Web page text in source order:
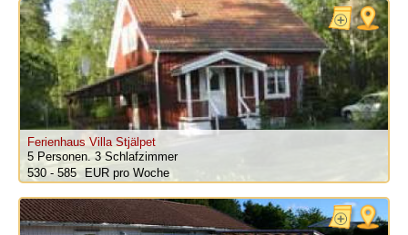
Ferienhaus Villa Stjälpet
5 Personen. 3 Schlafzimmer
530 - 585
pro Woche